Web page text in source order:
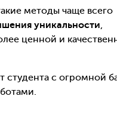
методы чаще всего
уникальности,
ценной и
студента с огромной